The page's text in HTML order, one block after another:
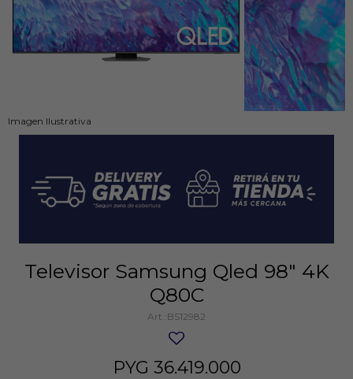
Imagen Ilustrativa
Televisor Samsung Qled 98" 4K
Q80C
BS12982
PYG 36.419.000